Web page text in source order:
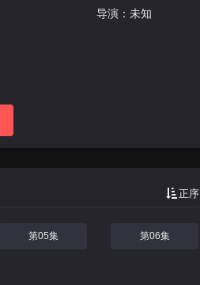
导演：未知
正序
第05集 第06集